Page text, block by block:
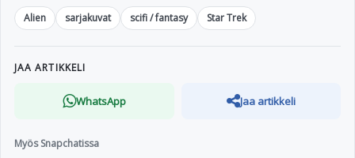
Alien
sarjakuvat scifi / fantasy Star Trek
JAA ARTIKKELI
WhatsApp Jaa artikkeli
Myös Snapchatissa